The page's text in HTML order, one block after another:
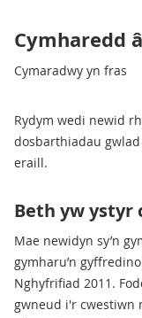
Cymharedd
Cymaradwy yn fras
Rydym wedi newid
dosbarthiadau
eraill.
Beth yw ystyr
Mae newidyn sy’n
gymharu’n
Nghyfrifiad 2011.
gwneud i'r cwestiwn